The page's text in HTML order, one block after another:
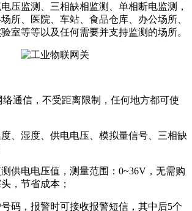
压监测、三相缺相监测、单相断电监测，
所、医院、车站、食品仓库、办公场所、
室等等以及任何需要并支持监测的场所。
络通信，不受距离限制，任何地方都可使
、湿度、供电电压、模拟量信号、三相缺
供电电压值，测量范围：0~36V，无需购
，节省成本；
码，报警时可接收报警短信，其中后5个